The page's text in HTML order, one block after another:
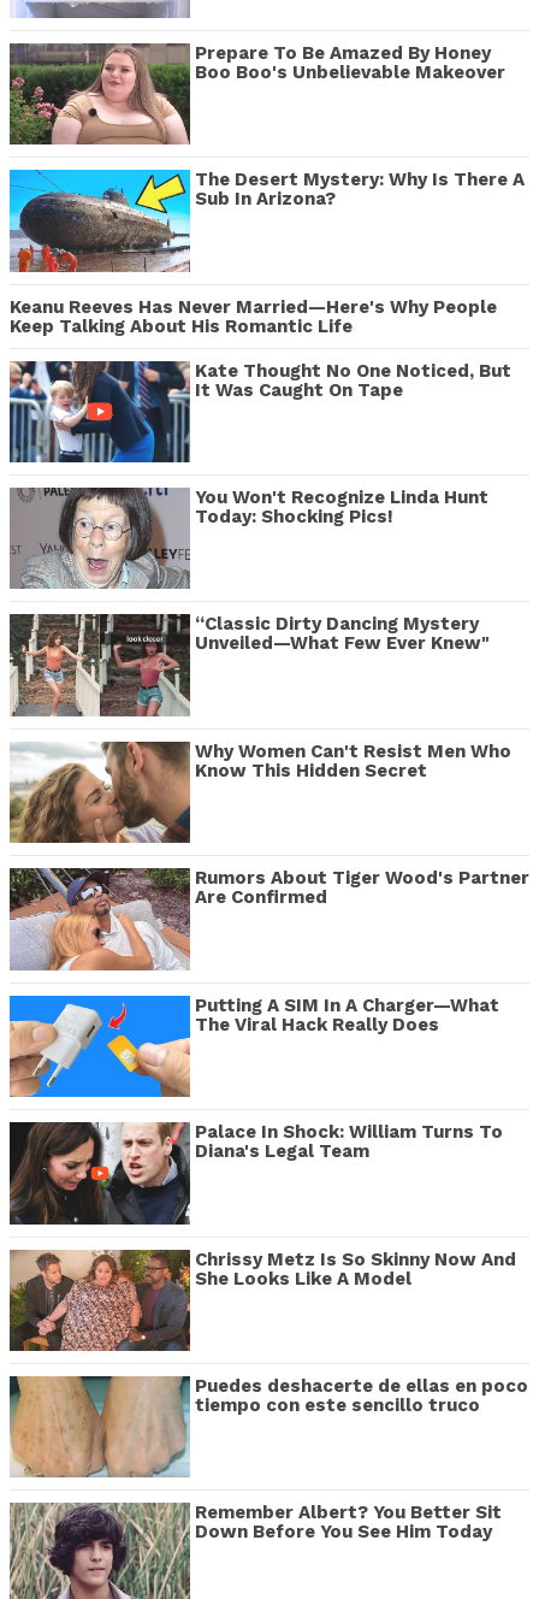
Prepare To Be Amazed By Honey
Boo Boo's Unbelievable Makeover
The Desert Mystery: Why Is There A
Sub In Arizona?
Keanu Reeves Has Never Married—Here's Why People
Keep Talking About His Romantic Life
Kate Thought No One Noticed, But
It Was Caught On Tape
You Won't Recognize Linda Hunt
Today: Shocking Pics!
“Classic Dirty Dancing Mystery
Unveiled—What Few Ever Knew"
Why Women Can't Resist Men Who
Know This Hidden Secret
Rumors About Tiger Wood's Partner
Are Confirmed
Putting A SIM In A Charger—What
The Viral Hack Really Does
Palace In Shock: William Turns To
Diana's Legal Team
Chrissy Metz Is So Skinny Now And
She Looks Like A Model
Puedes deshacerte de ellas en poco
tiempo con este sencillo truco
Remember Albert? You Better Sit
Down Before You See Him Today